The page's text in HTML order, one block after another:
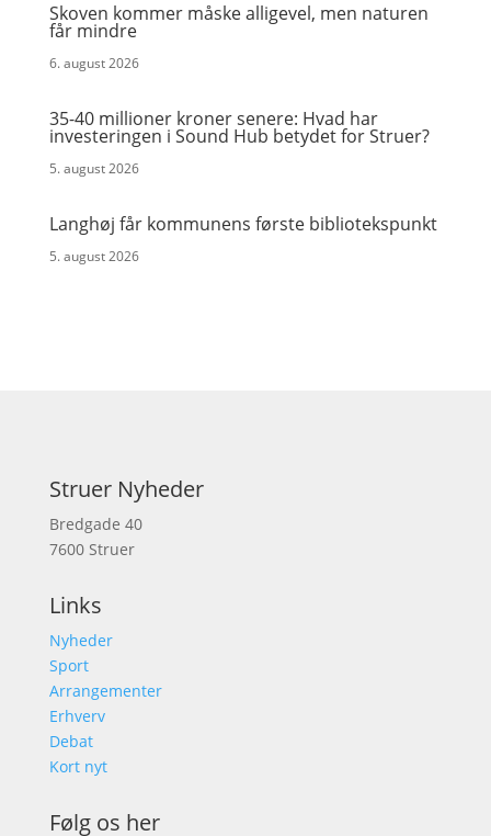
Skoven kommer måske alligevel, men naturen
får mindre
6. august 2026
35-40 millioner kroner senere: Hvad har
investeringen i Sound Hub betydet for Struer?
5. august 2026
Langhøj får kommunens første bibliotekspunkt
5. august 2026
Struer Nyheder
Bredgade 40
7600 Struer
Links
Nyheder
Sport
Arrangementer
Erhverv
Debat
Kort nyt
Følg os her